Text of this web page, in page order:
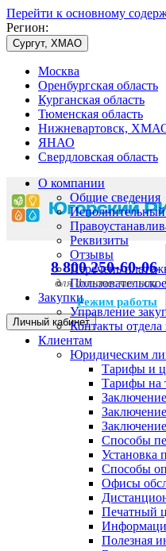
Перейти к основному
Регион:
Сургут, ХМАО
Москва
Оренбургская область
Курганская область
Тюменская область
Нижневартовск,
ЯНАО
Свердловская область
8 800 250-60-06
для физических лиц
Режим работы
Личный кабинет
О компании
Общие сведения
Исполнительный
Реквизиты
Отзывы
Перечень
Закупки
Управление
Контакты отдела
Клиентам
Юридическим
Тарифы и
Тарифы на
Способы
Установка
Способы
Офисы
Печатный
Полезная